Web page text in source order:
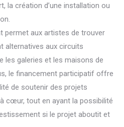
la création d’une installation ou
permet aux artistes de trouver
alternatives aux circuits
les galeries et les maisons de
le financement participatif offre
de soutenir des projets
cœur, tout en ayant la possibilité
si le projet aboutit et